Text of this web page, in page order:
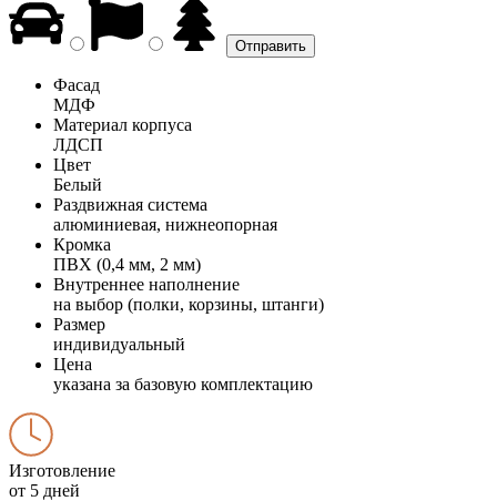
Фасад
МДФ
Материал корпуса
ЛДСП
Цвет
Белый
Раздвижная система
алюминиевая, нижнеопорная
Кромка
ПВХ (0,4 мм, 2 мм)
Внутреннее наполнение
на выбор (полки, корзины, штанги)
Размер
индивидуальный
Цена
указана за базовую комплектацию
Изготовление
от 5 дней